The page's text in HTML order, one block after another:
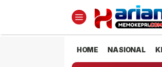
HOME NASIONAL